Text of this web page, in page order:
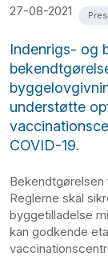
27-08-2021
Indenrigs- og
understøtte
COVID-19.
Reglerne skal
byggetilladelse
kan godkende